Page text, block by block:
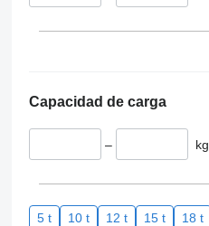
Capacidad de carga
– kg
5 t 10 t 12 t 15 t 18 t